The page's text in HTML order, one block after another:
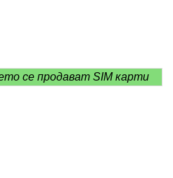
се продават SIM карти